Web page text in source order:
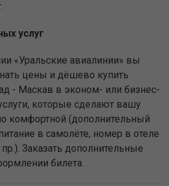
услуг
«Уральские авиалинии» вы
цены и дёшево купить
- Маскав в эконом- или бизнес-
которые сделают вашу
комфортной (дополнительный
в самолёте, номер в отеле
Заказать дополнительные
билета.